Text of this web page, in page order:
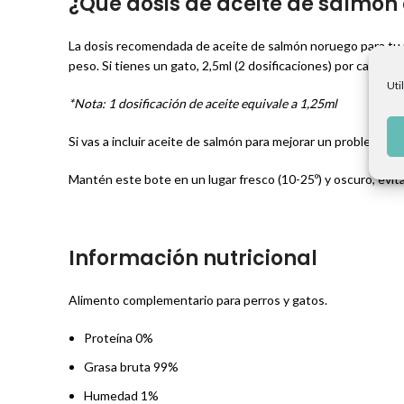
La dosis recomendada de aceite de salmón noruego para
peso. Si tienes un gato, 2,5ml (2 dosificaciones) por cada
*Nota: 1 dosificación de aceite equivale a 1,25ml
Si vas a incluir aceite de salmón para mejorar un problema
Mantén este bote en un lugar fresco (10-25º) y oscuro,
Información nutricional
Alimento complementario para perros y gatos.
Proteína 0%
Grasa bruta 99%
Humedad 1%